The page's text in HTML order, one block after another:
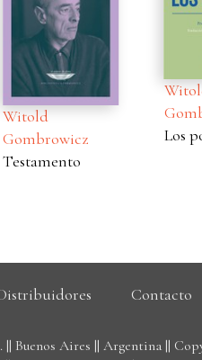
Gombrowicz
Los poseídos
Contacto
|| Buenos Aires || Argentina ||